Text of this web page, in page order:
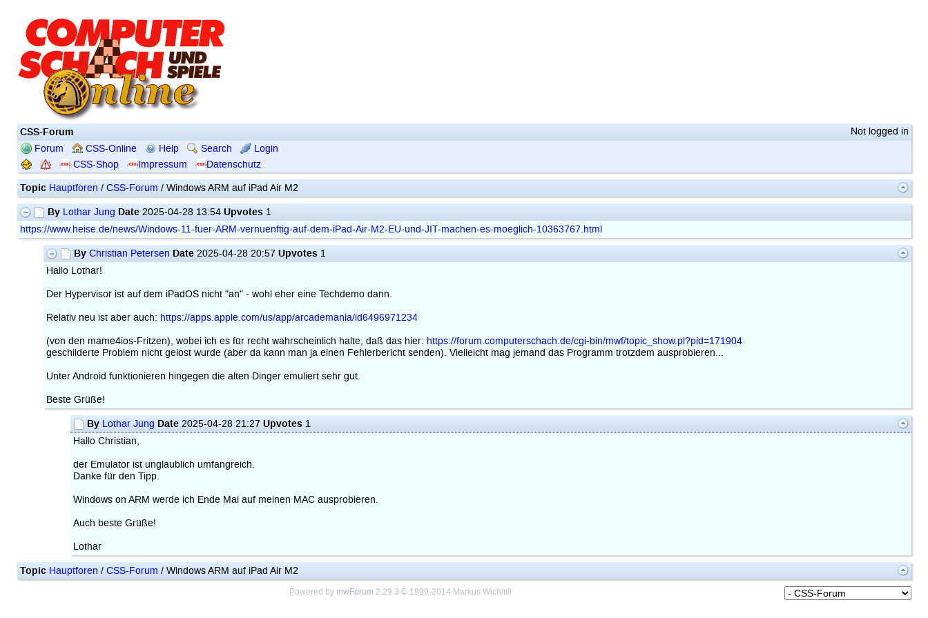
Not logged in
CSS-Forum
Forum CSS-Online Help Search
Login
CSS-Shop
Impressum Datenschutz
Topic Hauptforen / CSS-Forum / Windows ARM auf iPad Air M2
By Lothar Jung Date2025-04-28 13:54 Upvotes1
https://www.heise.de/news/Windows-11-fuer-ARM-vernuenftig-auf-dem-iPad-Air-M2-EU-und-JIT-machen-es-moeglich-10363767.html
By Christian Petersen Date 2025-04-28 20:57Upvotes 1
Hallo Lothar!
Der Hypervisor ist auf dem iPadOS nicht "an" - wohl eher eine Techdemo dann.
Relativ neu ist aber auch: https://apps.apple.com/us/app/arcademania/id6496971234
(von den mame4ios-Fritzen), wobei ich es für recht wahrscheinlich halte, daß das hier: https://forum.computerschach.de/cgi-bin/mwf/topic_show.pl?pid=171904
geschilderte Problem nicht gelöst wurde (aber da kann man ja einen Fehlerbericht senden). Vielleicht mag jemand das Programm trotzdem ausprobieren...
Unter Android funktionieren hingegen die alten Dinger emuliert sehr gut.
Beste Grüße!
By Lothar Jung Date 2025-04-28 21:27Upvotes 1
Hallo Christian,
der Emulator ist unglaublich umfangreich.
Danke für den Tipp.
Windows on ARM werde ich Ende Mai auf meinen MAC ausprobieren.
Auch beste Grüße!
Lothar
Topic Hauptforen / CSS-Forum / Windows ARM auf iPad Air M2
Powered by mwForum 2.29.3 © 1999-2014 Markus Wichitill